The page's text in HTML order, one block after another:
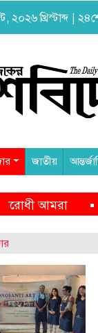
খ্রিস্টাব্দ |
জাতীয়
হ্যান্ডেল থেকে